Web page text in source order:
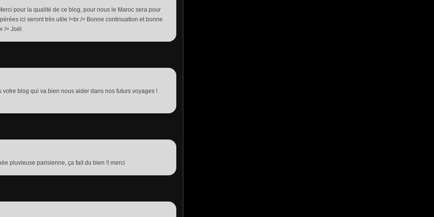
pour la qualité de ce blog, pour nous le Maroc sera pour
ici seront très utile !<br /> Bonne continuation et bonne
/> Joël
votre blog qui va bien nous aider dans nos futurs voyages !
pluvieuse parisienne, ça fait du bien !! merci